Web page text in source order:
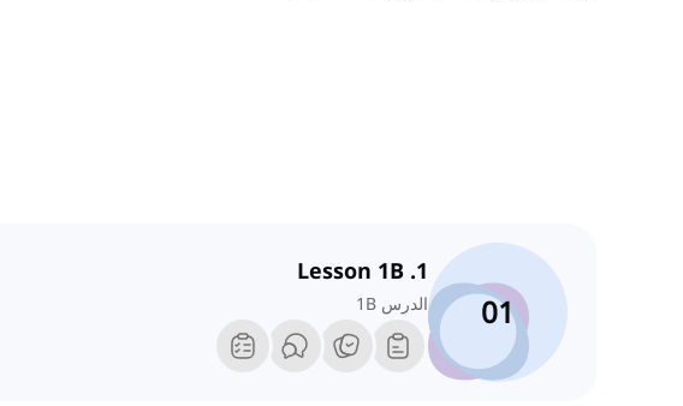
01
1. Lesson 1B
الدرس 1B